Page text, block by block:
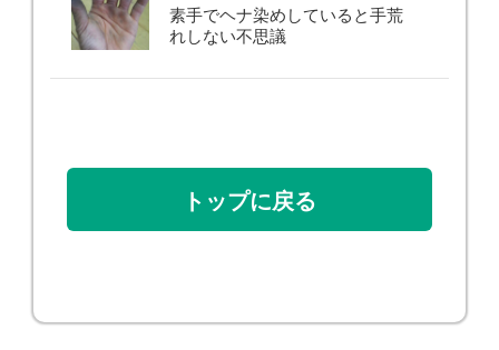
素手でヘナ染めしていると手荒
れしない不思議
トップに戻る